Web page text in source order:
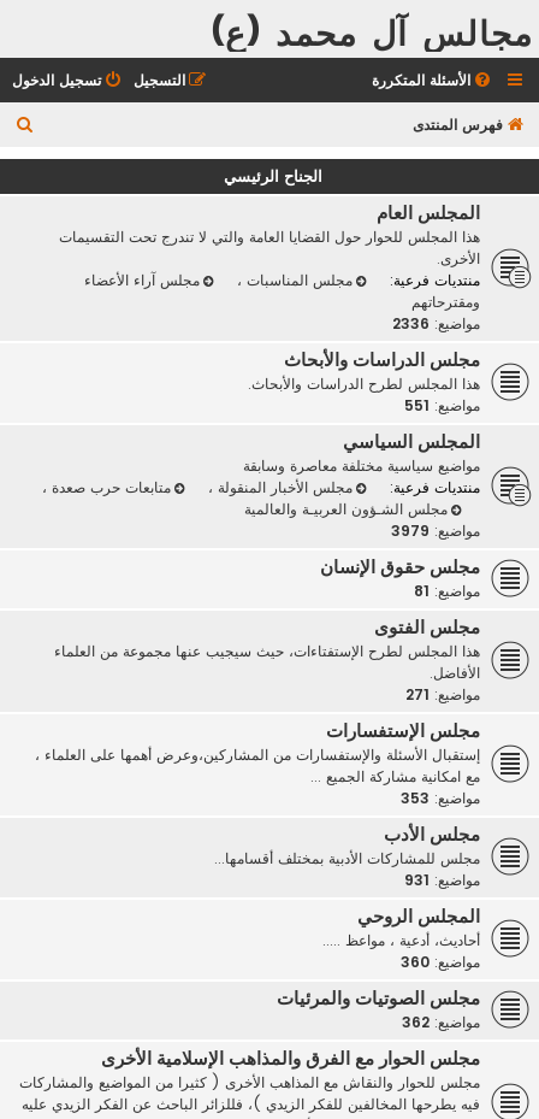
مجالس آل محمد (ع)
الأسئلة المتكررة تسجيل الدخول التسجيل
فهرس المنتدى
ح
الجناح الرئيسي
المجلس العام
هذا المجلس للحوار حول القضايا العامة والتي لا تندرج تحت التقسيمات
الأخرى.
منتديات فرعية:
مجلس المناسبات ،
مجلس آراء الأعضاء
ومقترحاتهم
مواضيع: 2336
مجلس الدراسات والأبحاث
هذا المجلس لطرح الدراسات والأبحاث.
مواضيع: 551
المجلس السياسي
مواضيع سياسية مختلفة معاصرة وسابقة
منتديات فرعية:
مجلس الأخبار المنقولة ، متابعات حرب صعدة ،
مجلس الشـؤون العربيـة والعالمية
مواضيع: 3979
مجلس حقوق الإنسان
مواضيع: 81
مجلس الفتوى
هذا المجلس لطرح الإستفتاءات، حيث سيجيب عنها مجموعة من العلماء
الأفاضل.
مواضيع: 271
مجلس الإستفسارات
إستقبال الأسئلة والإستفسارات من المشاركين،وعرض أهمها على العلماء ،
مع امكانية مشاركة الجميع ...
مواضيع: 353
مجلس الأدب
مجلس للمشاركات الأدبية بمختلف أقسامها...
مواضيع: 931
المجلس الروحي
أحاديث، أدعية ، مواعظ .....
مواضيع: 360
مجلس الصوتيات والمرئيات
مواضيع: 362
مجلس الحوار مع الفرق والمذاهب الإسلامية الأخرى
مجلس للحوار والنقاش مع المذاهب الأخرى ( كثيرا من المواضيع والمشاركات
فيه يطرحها المخالفين للفكر الزيدي )، فللزائر الباحث عن الفكر الزيدي عليه